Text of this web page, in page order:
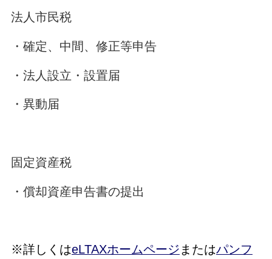
法人市民税
・確定、中間、修正等申告
・法人設立・設置届
・異動届
固定資産税
・償却資産申告書の提出
※詳しくはeLTAXホームページ またはパンフ